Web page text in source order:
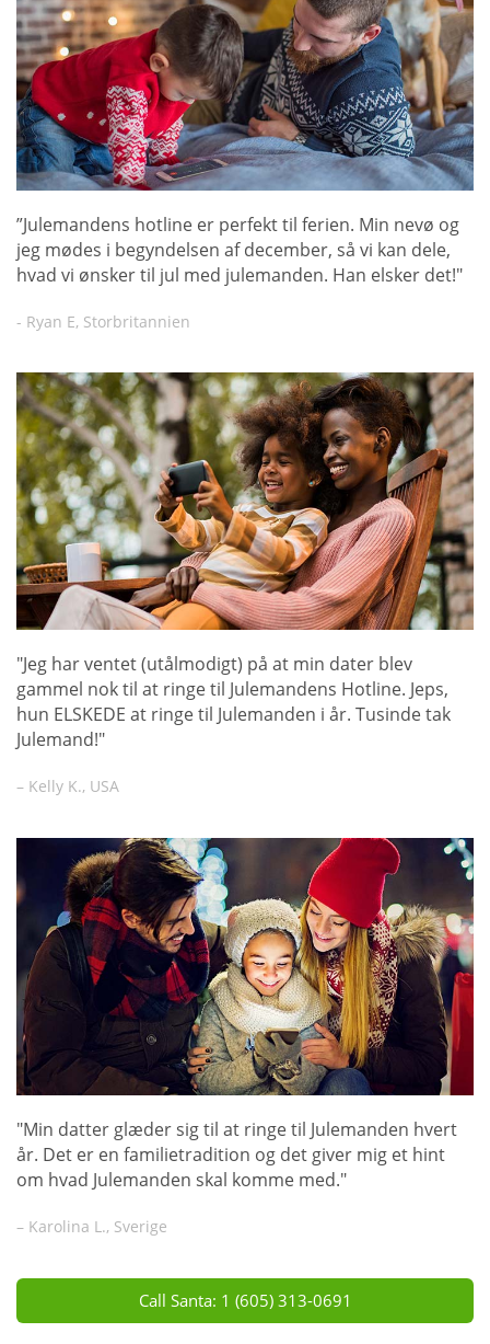
”Julemandens hotline er perfekt til ferien. Min nevø og
jeg mødes i begyndelsen af december, så vi kan dele,
hvad vi ønsker til jul med julemanden. Han elsker det!"
- Ryan E, Storbritannien
"Jeg har ventet (utålmodigt) på at min dater blev
gammel nok til at ringe til Julemandens Hotline. Jeps,
hun ELSKEDE at ringe til Julemanden i år. Tusinde tak
Julemand!"
– Kelly K., USA
"Min datter glæder sig til at ringe til Julemanden hvert
år. Det er en familietradition og det giver mig et hint
om hvad Julemanden skal komme med."
– Karolina L., Sverige
Call Santa: 1 (605) 313-0691